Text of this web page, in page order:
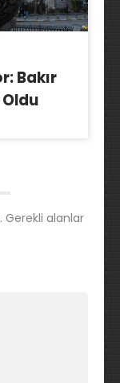
Bakır
Gerekli alanlar